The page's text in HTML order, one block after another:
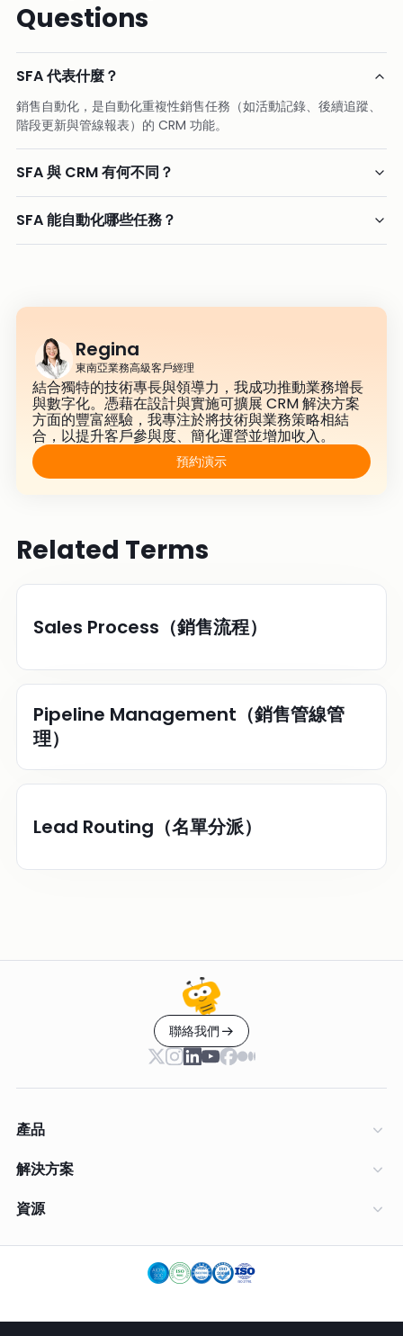
Questions
SFA 代表什麼？
銷售自動化，是自動化重複性銷售任務（如活動記錄、後續追蹤、
階段更新與管線報表）的 CRM 功能。
SFA 與 CRM 有何不同？
SFA 能自動化哪些任務？
Regina
東南亞業務高級客戶經理
結合獨特的技術專長與領導力，我成功推動業務增長
與數字化。憑藉在設計與實施可擴展 CRM 解決方案
方面的豐富經驗，我專注於將技術與業務策略相結
合，以提升客戶參與度、簡化運營並增加收入。
預約演示
Related Terms
Sales Process（銷售流程）
Pipeline Management（銷售管線管
理）
Lead Routing（名單分派）
聯絡我們
產品
解決方案
資源